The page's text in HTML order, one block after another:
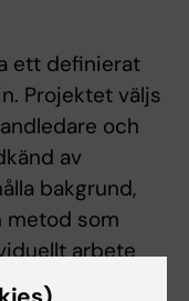
ett definierat
Projektet väljs
och
av
bakgrund,
metod som
arbete